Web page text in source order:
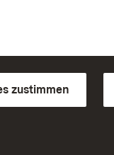
zustimmen